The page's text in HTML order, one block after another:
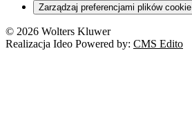
Zarządzaj preferencjami plików cookie
© 2026 Wolters Kluwer
Realizacja Ideo Powered by: CMS Edito